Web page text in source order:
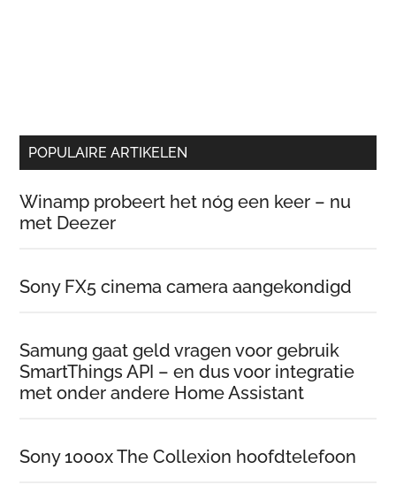
POPULAIRE ARTIKELEN
Winamp probeert het nóg een keer – nu
met Deezer
Sony FX5 cinema camera aangekondigd
Samung gaat geld vragen voor gebruik
SmartThings API – en dus voor integratie
met onder andere Home Assistant
Sony 1000x The Collexion hoofdtelefoon